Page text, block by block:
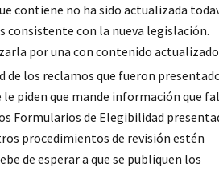
contiene no ha sido actualizada
consistente con la nueva legislación.
por una con contenido
los reclamos que fueron
le piden que mande información que
Formularios de Elegibilidad
procedimientos de revisión estén
de esperar a que se publiquen los